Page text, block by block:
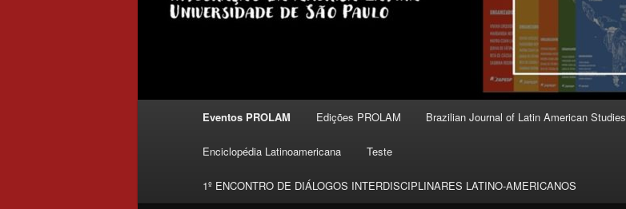
Skip to primary content
Eventos PROLAM Edições PROLAM Brazilian Journal of Latin American Studies
Enciclopédia Latinoamericana Teste
1º ENCONTRO DE DIÁLOGOS INTERDISCIPLINARES LATINO-AMERICANOS